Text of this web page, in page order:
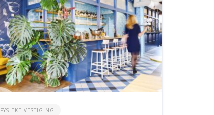
FYSIEKE VESTIGING